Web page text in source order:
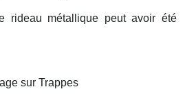
rideau métallique peut avoir été
sur Trappes